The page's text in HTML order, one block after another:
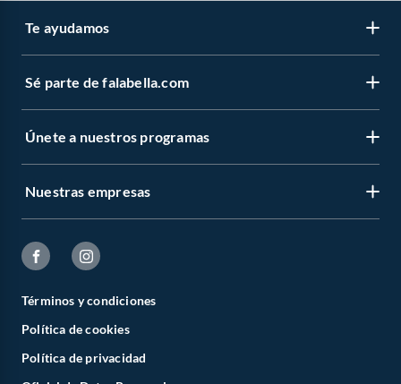
Te ayudamos
Sé parte de falabella.com
Únete a nuestros programas
Nuestras empresas
Términos y condiciones
Política de cookies
Política de privacidad